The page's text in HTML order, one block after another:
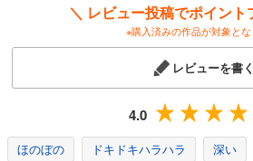
＼ レビュー投稿でポイント
※購入済みの作品が対象と
レビューを書く
4.0
ほのぼの ドキドキハラハラ 深い